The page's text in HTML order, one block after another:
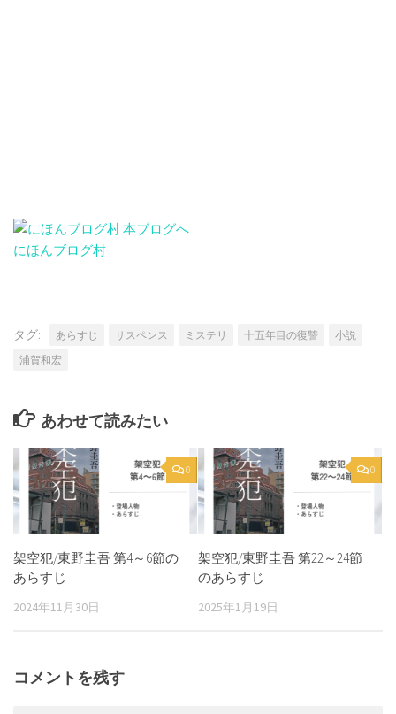
にほんブログ村
タグ: あらすじ サスペンス ミステリ 十五年目の復讐
小説
浦賀和宏
あわせて読みたい
0
架空犯/東野圭吾 第4～6節の
あらすじ
2024年11月30日
0
架空犯/東野圭吾 第22～24節
のあらすじ
2025年1月19日
コメントを残す